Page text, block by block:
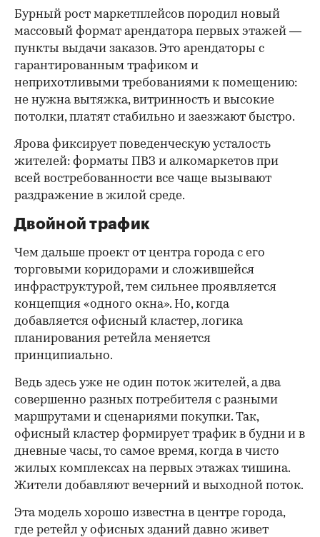
Бурный рост маркетплейсов породил новый
массовый формат арендатора первых этажей —
пункты выдачи заказов. Это арендаторы с
гарантированным трафиком и
неприхотливыми требованиями к помещению:
не нужна вытяжка, витринность и высокие
потолки, платят стабильно и заезжают быстро.
Ярова фиксирует поведенческую усталость
жителей: форматы ПВЗ и алкомаркетов при
всей востребованности все чаще вызывают
раздражение в жилой среде.
Двойной трафик
Чем дальше проект от центра города с его
торговыми коридорами и сложившейся
инфраструктурой, тем сильнее проявляется
концепция «одного окна». Но, когда
добавляется офисный кластер, логика
планирования ретейла меняется
принципиально.
Ведь здесь уже не один поток жителей, а два
совершенно разных потребителя с разными
маршрутами и сценариями покупки. Так,
офисный кластер формирует трафик в будни и в
дневные часы, то самое время, когда в чисто
жилых комплексах на первых этажах тишина.
Жители добавляют вечерний и выходной поток.
Эта модель хорошо известна в центре города,
где ретейл у офисных зданий давно живет